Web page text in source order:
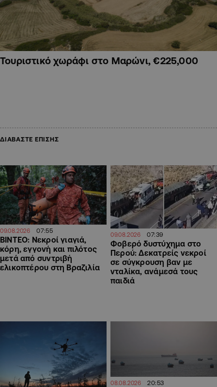
Τουριστικό χωράφι στο Μαρώνι, €225,000
ΔΙΑΒΑΣΤΕ ΕΠΙΣΗΣ
09.08.2026 07:55
ΒΙΝΤΕΟ: Νεκροί γιαγιά,
κόρη, εγγονή και πιλότος
μετά από συντριβή
ελικοπτέρου στη Βραζιλία
09.08.2026 07:39
Φοβερό δυστύχημα στο
Περού: Δεκατρείς νεκροί
σε σύγκρουση βαν με
νταλίκα, ανάμεσά τους
παιδιά
08.08.2026 20:53